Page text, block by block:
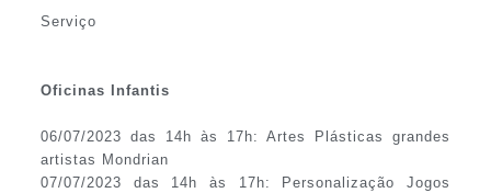
Serviço
Oficinas Infantis
06/07/2023 das 14h às 17h: Artes Plásticas grandes
artistas Mondrian
07/07/2023 das 14h às 17h: Personalização Jogos